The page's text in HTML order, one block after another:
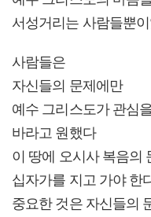
서성거리는 사람들뿐
사람들은
자신들의 문제에만
예수 그리스도가 관심
바라고 원했다
이 땅에 오시사 복음의
십자가를 지고 가야 한
중요한 것은 자신들의